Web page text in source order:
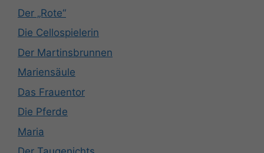
Der „Rote“
Die Cellospielerin
Der Martinsbrunnen
Mariensäule
Das Frauentor
Die Pferde
Maria